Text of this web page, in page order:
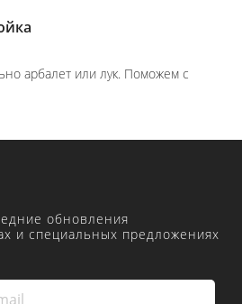
арбалет или лук. Поможем с
обновления
и специальных предложениях